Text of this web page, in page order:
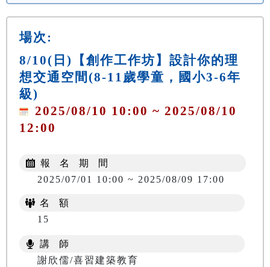
場次:
8/10(日)【創作工作坊】設計你的理
想交通空間(8-11歲學童，國小3-6年
級)
2025/08/10 10:00 ~ 2025/08/10
12:00
報 名 期 間
2025/07/01 10:00 ~ 2025/08/09 17:00
名 額
15
講 師
謝欣儒/喜習建築教育